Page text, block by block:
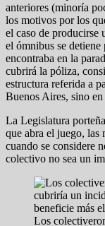
anteriores (minoría
los motivos por los
el caso de producirse
el ómnibus se detiene
encontraba en la
cubrirá la póliza,
estructura referida a
Buenos Aires, sino
La Legislatura
que abra el juego, las
cuando se considere
colectivo no sea un
Los